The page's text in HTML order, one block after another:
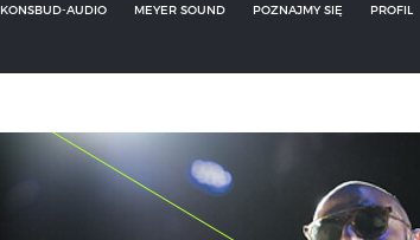
KONSBUD-AUDIO MEYER SOUND POZNAJMY SIĘ PROFIL